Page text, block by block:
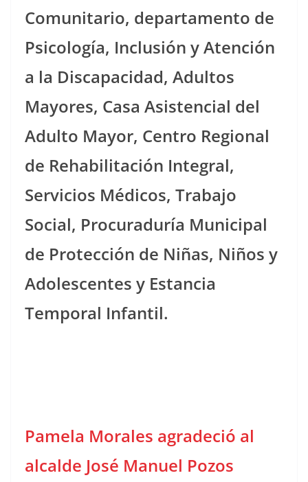
Comunitario, departamento de
Psicología, Inclusión y Atención
a la Discapacidad, Adultos
Mayores, Casa Asistencial del
Adulto Mayor, Centro Regional
de Rehabilitación Integral,
Servicios Médicos, Trabajo
Social, Procuraduría Municipal
de Protección de Niñas, Niños y
Adolescentes y Estancia
Temporal Infantil.
Pamela Morales agradeció al
alcalde José Manuel Pozos